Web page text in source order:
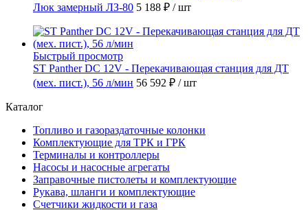
Люк замерный ЛЗ-80 5 188 ₽ / шт
Быстрый просмотр
ST Panther DC 12V - Перекачивающая станция для ДТ
(мех. пист.), 56 л/мин 56 592 ₽ / шт
Каталог
Топливо и газораздаточные колонки
Комплектующие для ТРК и ГРК
Терминалы и контроллеры
Насосы и насосные агрегаты
Заправочные пистолеты и комплектующие
Рукава, шланги и комплектующие
Счетчики жидкости и газа